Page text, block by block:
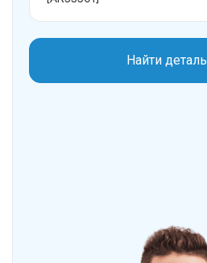
Найти деталь